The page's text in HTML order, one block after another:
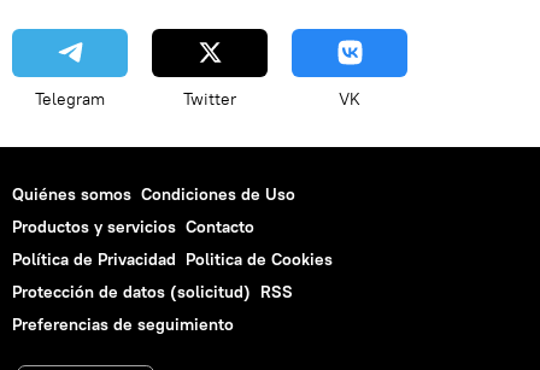
Telegram Twitter VK
Quiénes somos Condiciones de Uso
Productos y servicios Contacto
Política de Privacidad Politica de Cookies
Protección de datos (solicitud) RSS
Preferencias de seguimiento